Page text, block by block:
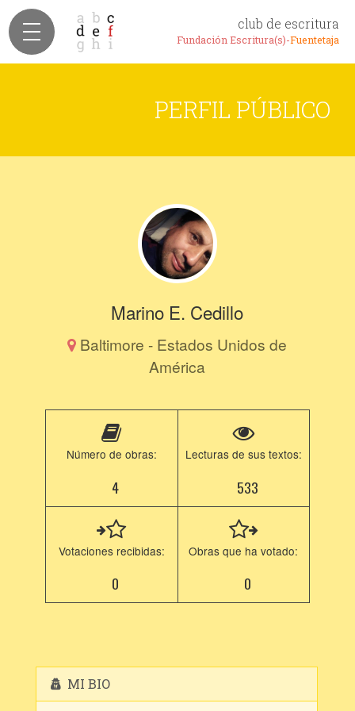
club de escritura
Fundación Escritura(s)-Fuentetaja
PERFIL PÚBLICO
Marino E. Cedillo
Baltimore - Estados Unidos de
América
Número de obras:
4
Lecturas de sus textos:
533
Votaciones recibidas:
0
Obras que ha votado:
0
MI BIO